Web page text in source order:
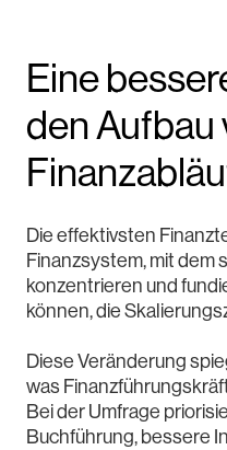
Eine
den Aufbau
Die effektivsten
Finanzsystem, mit dem
konzentrieren und
können, die
Diese Veränderung
was
Bei der Umfrage
Buchführung, bessere